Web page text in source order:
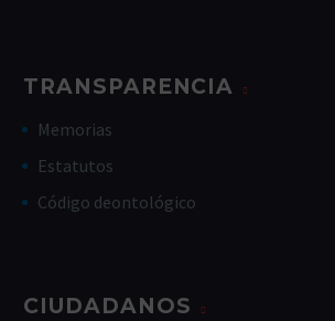
TRANSPARENCIA
Memorias
Estatutos
Código deontológico
CIUDADANOS